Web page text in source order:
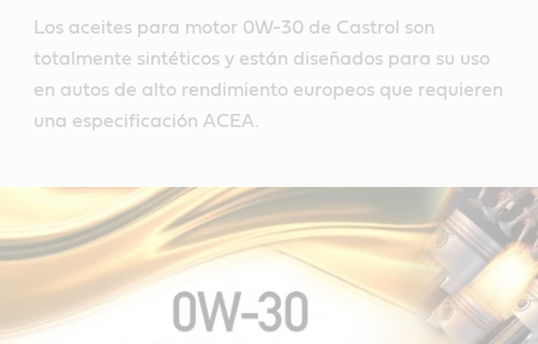
Los aceites para motor 0W-30 de Castrol son
totalmente sintéticos y están diseñados para su uso
en autos de alto rendimiento europeos que requieren
una especificación ACEA.